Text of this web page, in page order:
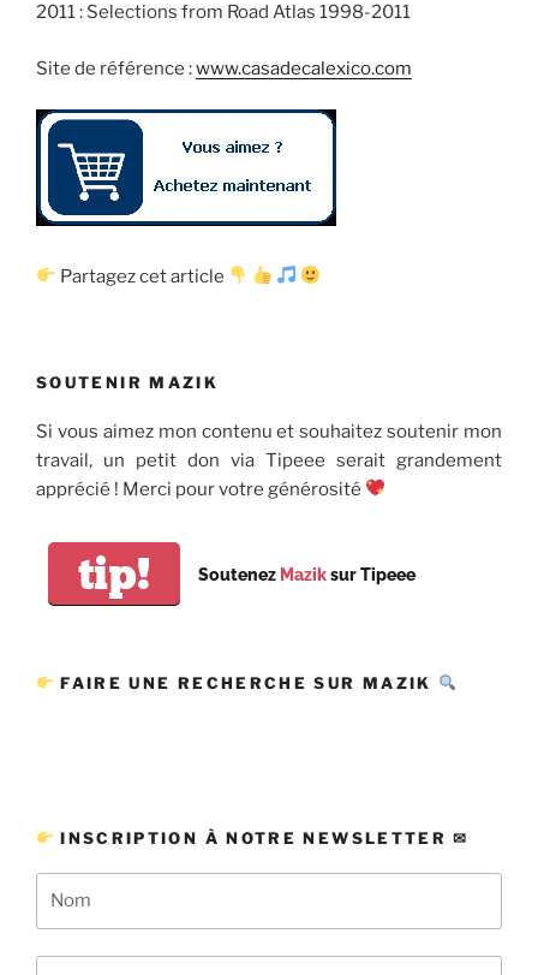
2011 : Selections from Road Atlas 1998-2011
Site de référence :www.casadecalexico.com
Partagez cet article
SOUTENIR MAZIK
Si vous aimez mon contenu et souhaitez soutenir mon
travail, un petit don via Tipeee serait grandement
apprécié ! Merci pour votre générosité
tip! Soutenez Maziksur Tipeee
FAIRE UNE RECHERCHE SUR MAZIK
INSCRIPTION À NOTRE NEWSLETTER ✉